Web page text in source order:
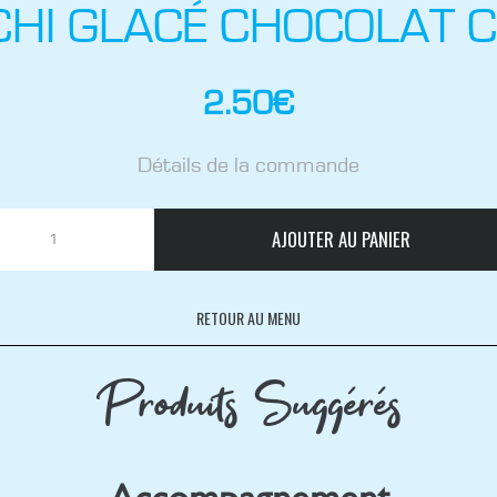
GLACÉ CHOCOLAT
2.50€
Détails de la commande
AJOUTER AU PANIER
RETOUR AU MENU
Produits Suggérés